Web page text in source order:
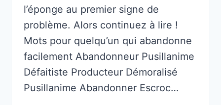
l’éponge au premier signe de
problème. Alors continuez à lire !
Mots pour quelqu’un qui abandonne
facilement Abandonneur Pusillanime
Défaitiste Producteur Démoralisé
Pusillanime Abandonner Escroc…